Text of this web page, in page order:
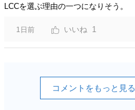
LCCを選ぶ理由の一つになりそう。
1日前 1
コメントをもっと見る